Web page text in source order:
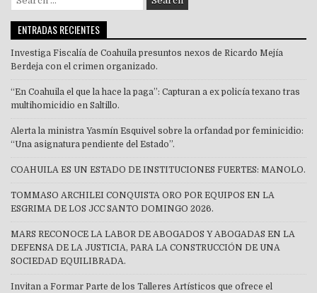
for:
ENTRADAS RECIENTES
Investiga Fiscalía de Coahuila presuntos nexos de Ricardo Mejía
Berdeja con el crimen organizado.
“En Coahuila el que la hace la paga”: Capturan a ex policía texano tras
multihomicidio en Saltillo.
Alerta la ministra Yasmín Esquivel sobre la orfandad por feminicidio:
“Una asignatura pendiente del Estado”.
COAHUILA ES UN ESTADO DE INSTITUCIONES FUERTES: MANOLO.
TOMMASO ARCHILEI CONQUISTA ORO POR EQUIPOS EN LA
ESGRIMA DE LOS JCC SANTO DOMINGO 2026.
MARS RECONOCE LA LABOR DE ABOGADOS Y ABOGADAS EN LA
DEFENSA DE LA JUSTICIA, PARA LA CONSTRUCCIÓN DE UNA
SOCIEDAD EQUILIBRADA.
Invitan a Formar Parte de los Talleres Artísticos que ofrece el